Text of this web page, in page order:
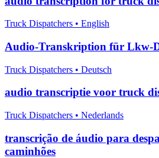
Truck Dispatchers • English
Audio-Transkription für Lkw-
Truck Dispatchers • Deutsch
audio transcriptie voor truck
Truck Dispatchers • Nederlands
transcrição de áudio para
caminhões